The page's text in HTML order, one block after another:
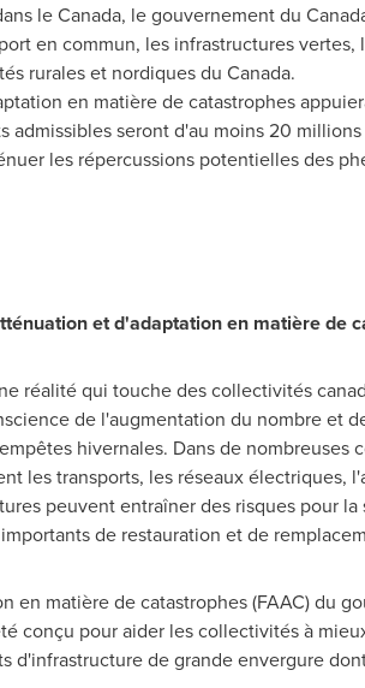
leCanada, le gouvernement du
en commun, les infrastructures
rurales et nordiques du Canada.
en matière de catastrophes
admissibles seront d'au moins 20
les répercussions potentielles des
et d'adaptation en matière de
réalité qui touche des collectivités
de l'augmentation du nombre et
hivernales. Dans de
les transports, les réseaux électriques,
peuvent entraîner des risques pour
de restauration et de
en matière de catastrophes (FAAC) du
conçu pour aider les collectivités à
d'infrastructure de grande envergure